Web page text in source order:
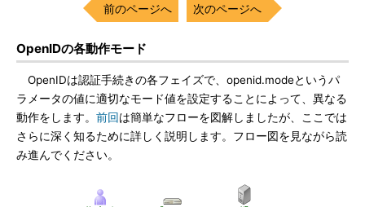
前のページへ 次のページへ
OpenIDの各動作モード
OpenIDは認証手続きの各フェイズで、openid.modeというパ
ラメータの値に適切なモード値を設定することによって、異なる
動作をします。 前回は簡単なフローを図解しましたが、ここでは
さらに深く知るために詳しく説明します。フロー図を見ながら読
み進んでください。